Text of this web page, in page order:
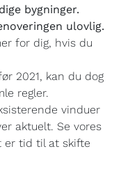
bygninger.
ulovlig.
for dig, hvis du
2021, kan du dog
regler.
vinduer
aktuelt. Se vores
er tid til at skifte